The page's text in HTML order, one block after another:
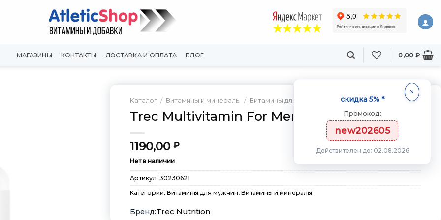
МАГАЗИНЫ КОНТАКТЫ ДОСТАВКА И ОПЛАТА БЛОГ 0,00 ₽
Каталог / Витамины и минералы / Витамины для мужчин
Trec Multivitamin For Men 90 капсул
1190,00 ₽
Нет в наличии
Артикул: 30230621
Категории: Витамины для мужчин, Витамины и минералы
Trec Nutrition
скидка 5% *
Промокод:
new202605
Действителен до: 02.08.2026